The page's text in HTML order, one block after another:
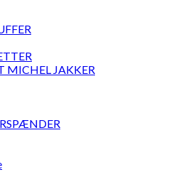
MICHEL JAKKER